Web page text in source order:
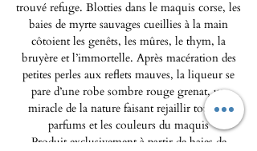
trouvé refuge. Blotties dans le maquis corse, les
baies de myrte sauvages cueillies à la main
côtoient les genêts, les mûres, le thym, la
bruyère et l’immortelle. Après macération des
petites perles aux reflets mauves, la liqueur se
pare d’une robe sombre rouge grenat, un
miracle de la nature faisant rejaillir tous les
parfums et les couleurs du maquis
Produit exclusivement à partir de baies de